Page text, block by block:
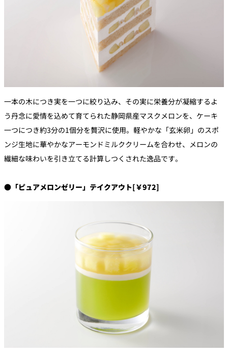
一本の木につき実を一つに絞り込み、その実に栄養分が凝縮するよ
う丹念に愛情を込めて育てられた静岡県産マスクメロンを、ケーキ
一つにつき約3分の1個分を贅沢に使用。軽やかな「玄米卵」のスポ
ンジ生地に華やかなアーモンドミルククリームを合わせ、メロンの
繊細な味わいを引き立てる計算しつくされた逸品です。
●「ピュアメロンゼリー」テイクアウト[￥972]